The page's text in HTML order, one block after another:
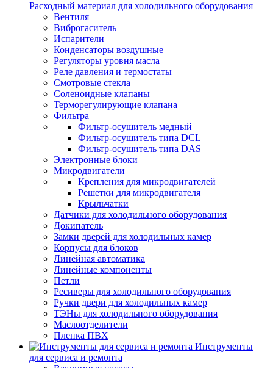
Расходный материал для холодильного оборудования
Вентиля
Виброгаситель
Испарители
Конденсаторы воздушные
Регуляторы уровня масла
Реле давления и термостаты
Смотровые стекла
Соленоидные клапаны
Терморегулирующие клапана
Фильтра
Фильтр-осушитель медный
Фильтр-осушитель типа DCL
Фильтр-осушитель типа DAS
Электронные блоки
Микродвигатели
Крепления для микродвигателей
Решетки для микродвигателя
Крыльчатки
Датчики для холодильного оборудования
Докипатель
Замки дверей для холодильных камер
Корпусы для блоков
Линейная автоматика
Линейные компоненты
Петли
Ресиверы для холодильного оборудования
Ручки двери для холодильных камер
ТЭНы для холодильного оборудования
Маслоотделители
Пленка ПВХ
Инструменты
для сервиса и ремонта